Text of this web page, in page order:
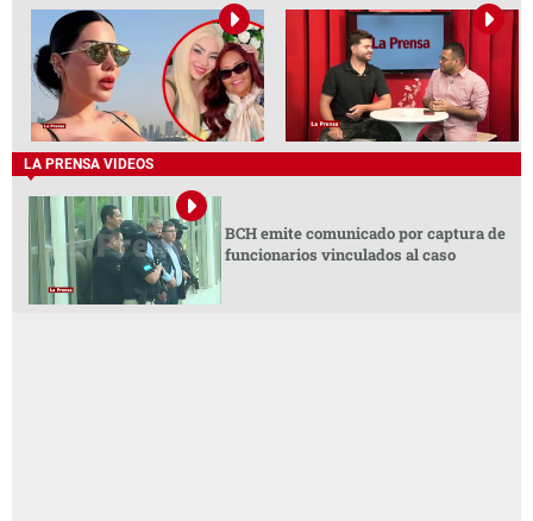
LA PRENSA VIDEOS
BCH emite comunicado por captura de
funcionarios vinculados al caso